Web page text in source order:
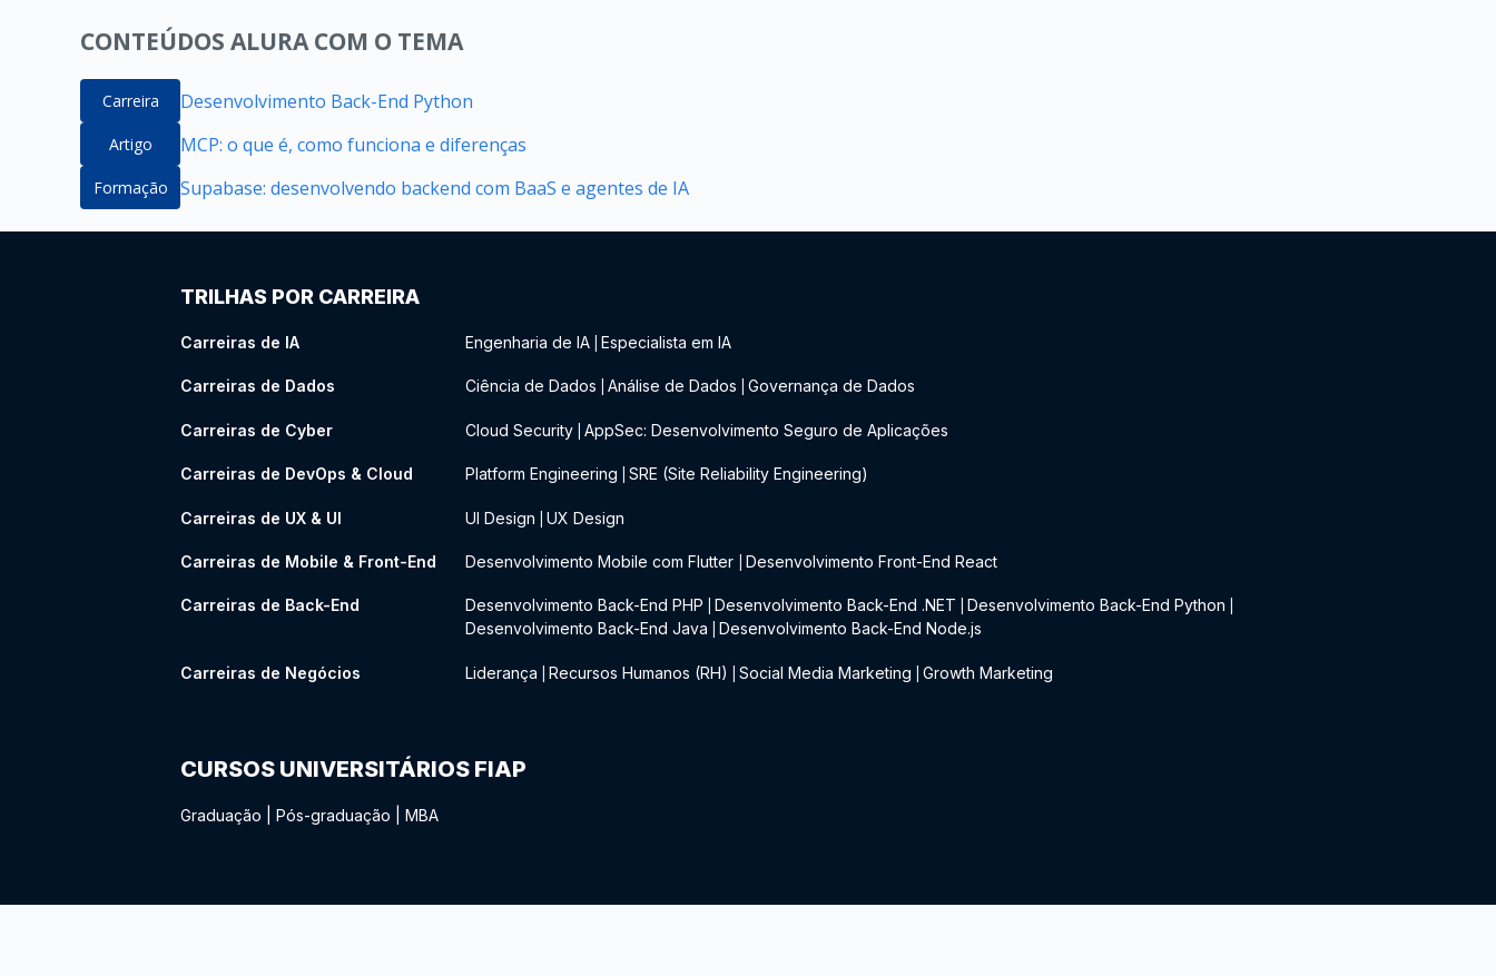
CONTEÚDOS ALURA COM O TEMA
Carreira Desenvolvimento Back-End Python
Artigo MCP: o que é, como funciona e diferenças
Formação Supabase: desenvolvendo backend com BaaS e agentes de IA
TRILHAS POR CARREIRA
Carreiras de IA Engenharia de IA Especialista em IA
Carreiras de Dados Ciência de Dados Análise de Dados Governança de Dados
Carreiras de Cyber Cloud Security AppSec: Desenvolvimento Seguro de Aplicações
Carreiras de DevOps & Cloud Platform Engineering SRE (Site Reliability Engineering)
Carreiras de UX & UI UI Design UX Design
Carreiras de Mobile & Front-End Desenvolvimento Mobile com Flutter Desenvolvimento Front-End React
Carreiras de Back-End Desenvolvimento Back-End PHP Desenvolvimento Back-End .NET Desenvolvimento Back-End Python
Desenvolvimento Back-End Java Desenvolvimento Back-End Node.js
Carreiras de Negócios Liderança Recursos Humanos (RH) Social Media Marketing Growth Marketing
CURSOS UNIVERSITÁRIOS FIAP
Graduação Pós-graduação MBA